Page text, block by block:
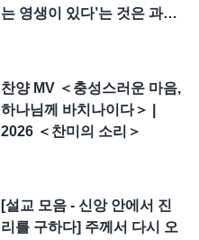
는 영생이 있다’는 것은 과연
찬양 MV ＜충성스러운 마음,
하나님께 바치나이다＞ |
2026 ＜찬미의 소리＞
[설교 모음 - 신앙 안에서 진
리를 구하다] 주께서 다시 오